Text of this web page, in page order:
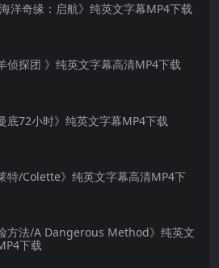
洋奇缘：启航》纯英文字幕MP4下载
侦探团 》纯英文字幕高清MP4下载
底72小时》纯英文字幕MP4下载
特/Colette》纯英文字幕高清MP4下
方法/A Dangerous Method》纯英文
下载